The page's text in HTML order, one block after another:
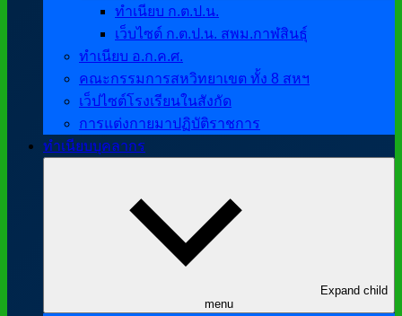
ทำเนียบ ก.ต.ป.น.
เว็บไซต์ ก.ต.ป.น. สพม.กาฬสินธุ์
ทำเนียบ อ.ก.ค.ศ.
คณะกรรมการสหวิทยาเขต ทั้ง 8 สหฯ
เว็ปไซต์โรงเรียนในสังกัด
การแต่งกายมาปฏิบัติราชการ
ทำเนียบบุคลากร
Expand child
menu